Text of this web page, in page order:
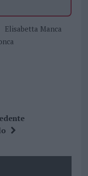
Elisabetta Manca